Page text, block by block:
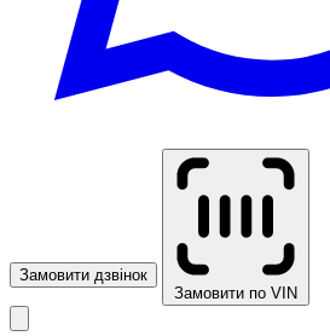
Замовити дзвінок
Замовити по VIN